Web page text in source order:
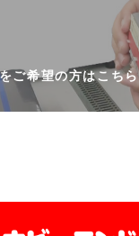
ご希望の方はこちら